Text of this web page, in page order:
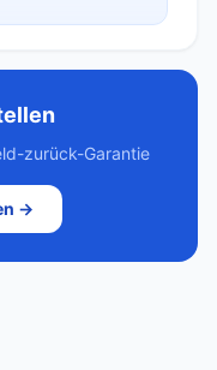
zurück-Garantie
→